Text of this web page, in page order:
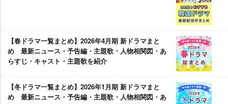
【春ドラマ一覧まとめ】2026年4月期 新ドラマまと
め 最新ニュース・予告編・主題歌・人物相関図・あ
らすじ・キャスト・主題歌を紹介
【冬ドラマ一覧まとめ】2026年1月期 新ドラマまと
め 最新ニュース・予告編・主題歌・人物相関図・あ